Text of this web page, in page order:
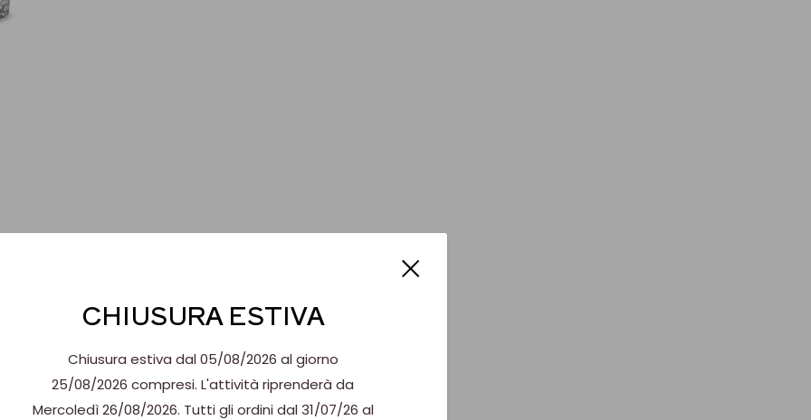
CHIUSURA ESTIVA
Chiusura estiva dal 05/08/2026 al giorno
25/08/2026 compresi. L'attività riprenderà da
Mercoledì 26/08/2026. Tutti gli ordini dal 31/07/26 al
lo spazio
drink, cocktail con
anche nei contesti ad
continuo e